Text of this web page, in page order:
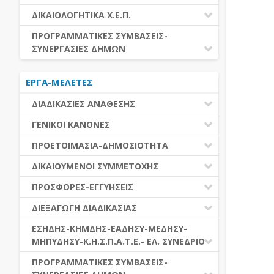
ΕΚΤΕΛΕΣΗ ΥΠΗΡΕΣΙΩΝ
ΕΚΤΕΛΕΣΗ ΠΡΟΜΗΘΕΙΩΝ
ΕΑΑΔΗΣΥ
ΕΑΔΗΣΥ
ΕΛ.ΣΥΝΕΔΡΙΟ
ΕΣΗΔΗΣ
ΔΙΚΑΙΟΛΟΓΗΤΙΚΑ Χ.Ε.Π.
ΔΙΚΑΙΟΛΟΓΗΤΙΚΑ Χ.Ε.Π.
ΠΡΟΓΡΑΜΜΑΤΙΚΕΣ ΣΥΜΒΑΣΕΙΣ-
ΣΥΝΕΡΓΑΣΙΕΣ ΔΗΜΩΝ
ΔΙΕΘΝΕΣ ΚΑΙ ΕΥΡΩΠΑΙΚΟ ΕΠΙΠΕΔΟ
ΠΡΟΓΡΑΜΜΑΤΙΚΕΣ ΣΥΜΒΑΣΕΙΣ
ΕΡΓΑ-ΜΕΛΕΤΕΣ
ΔΙΑΔΙΚΑΣΙΕΣ ΑΝΑΘΕΣΗΣ
ΔΙΑΔΙΚΑΣΙΕΣ ΑΝΑΘΕΣΗΣ
ΣΥΓΚΕΝΤΡΩΤΙΚΕΣ ΔΙΑΔΙΚΑΣΙΕΣ
ΑΝΑΘΕΣΗΣ
ΠΙΝΑΚΕΣ ΔΗΜΟΣΝΕΤ
ΓΕΝΙΚΟΙ ΚΑΝΟΝΕΣ
ΠΕΔΙΟ ΕΦΑΡΜΟΓΗΣ-ΕΝΑΡΞΗ ΙΣΧΥΟΣ
ΗΛΕΚΤΡΟΝΙΚΑ ΜΕΣΑ
ΓΕΝΙΚΕΣ ΑΡΧΕΣ ΚΑΙ ΚΑΝΟΝΕΣ
ΑΞΙΑ ΣΥΜΒΑΣΗΣ
ΕΙΔΗ ΣΥΜΒΑΣΕΩΝ
ΔΙΑΦΟΡΑ
ΠΡΟΕΤΟΙΜΑΣΙΑ-ΔΗΜΟΣΙΟΤΗΤΑ
ΓΝΩΜΟΔΟΤΙΚΑ ΟΡΓΑΝΑ-ΕΠΙΤΡΟΠΕΣ
ΠΡΟΕΤΟΙΜΑΣΙΑ
ΕΓΓΡΑΦΑ ΤΗΣ ΣΥΜΒΑΣΗΣ
ΔΗΜΟΣΙΕΥΣΕΙΣ
ΕΝΑΡΞΗ-ΠΡΟΘΕΣΜΙΕΣ
ΔΙΚΑΙΟΥΜΕΝΟΙ ΣΥΜΜΕΤΟΧΗΣ
ΔΙΚΑΙΟΥΜΕΝΟΙ ΣΥΜΜΕΤΟΧΗΣ
ΚΡΙΤΗΡΙΑ ΕΠΙΛΟΓΗΣ
ΛΟΓΟΙ ΑΠΟΚΛΕΙΣΜΟΥ
ΔΙΚΑΙΟΛΟΓΗΤΙΚΑ ΛΟΓΩΝ
ΑΠΟΚΛΕΙΣΜΟΥ & ΚΡΙΤΗΡΙΩΝ
ΕΠΙΛΟΓΗΣ
ΕΕΕΣ
ΠΡΟΣΦΟΡΕΣ-ΕΓΓΥΗΣΕΙΣ
ΕΓΓΥΗΣΕΙΣ
ΠΡΟΣΦΟΡΕΣ
ΔΙΕΞΑΓΩΓΗ ΔΙΑΔΙΚΑΣΙΑΣ
ΑΞΙΟΛΟΓΗΣΗ ΚΑΙ ΑΝΑΘΕΣΗ
ΑΠΟΤΕΛΕΣΜΑ ΔΙΑΔΙΚΑΣΙΑΣ
ΠΡΟΣΦΥΓΕΣ-ΕΝΣΤΑΣΕΙΣ
ΕΣΗΔΗΣ-ΚΗΜΔΗΣ-ΕΑΔΗΣΥ-ΜΕΔΗΣΥ-
ΜΗΠΥΔΗΣΥ-Κ.Η.Σ.Π.Α.Τ.Ε.- ΕΛ. ΣΥΝΕΔΡΙΟ
ΕΑΑΔΗΣΥ
ΠΡΟΓΡΑΜΜΑΤΙΚΕΣ ΣΥΜΒΑΣΕΙΣ-